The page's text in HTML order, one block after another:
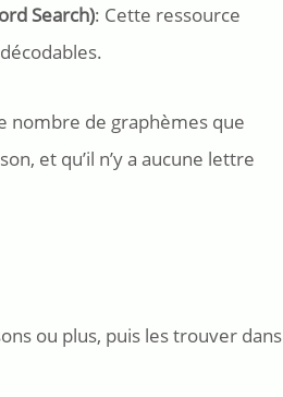
Search): Cette ressource
nombre de graphèmes que
et qu’il n’y a aucune lettre
ou plus, puis les trouver dans